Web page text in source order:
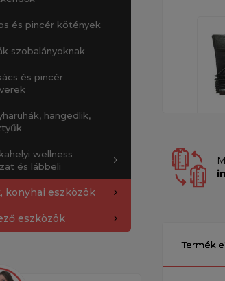
és pincér kötények
szobalányoknak
és pincér
hangedlik,
wellness
és lábbeli
konyhai eszközök
eszközök